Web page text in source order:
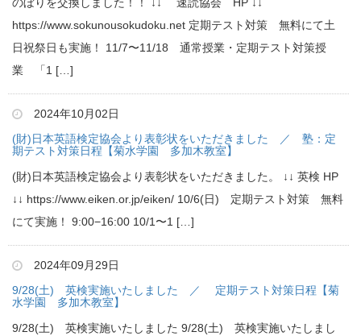
https://www.sokunousokudoku.net 定期テスト対策 無料にて土
日祝祭日も実施！ 11/7〜11/18 通常授業・定期テスト対策授
業 「1 […]
2024年10月02日
(財)日本英語検定協会より表彰状をいただきました ／ 塾：定
期テスト対策日程【菊水学園 多加木教室】
(財)日本英語検定協会より表彰状をいただきました。 ↓↓ 英検 HP
↓↓ https://www.eiken.or.jp/eiken/ 10/6(日) 定期テスト対策 無料
にて実施！ 9:00−16:00 10/1〜1 […]
2024年09月29日
9/28(土) 英検実施いたしました ／ 定期テスト対策日程【菊
水学園 多加木教室】
9/28(土) 英検実施いたしました 9/28(土) 英検実施いたしまし